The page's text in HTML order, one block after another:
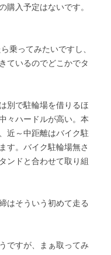
購入予定はないです。
乗ってみたいですし、
ているのでどこかでタ
別で駐輪場を借りるほ
々ハードルが高い。本
近～中距離はバイク駐
す。バイク駐輪場無さ
ンドと合わせて取り組
はそういう初めて走る
ですが、まぁ取ってみ